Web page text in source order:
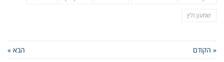
שמעון זלץ
« הקודם הבא »